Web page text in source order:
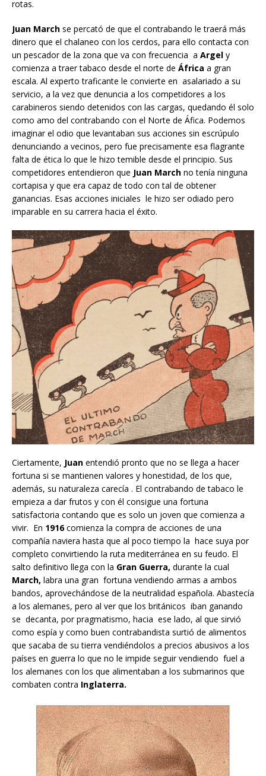
rotas.
Juan March se percató de que el contrabando le traerá más
dinero que el chalaneo con los cerdos, para ello contacta con
un pescador de la zona que va con frecuencia a Argel y
comienza a traer tabaco desde el norte de África a gran
escala. Al experto traficante le convierte en asalariado a su
servicio, a la vez que denuncia a los competidores a los
carabineros siendo detenidos con las cargas, quedando él solo
como amo del contrabando con el Norte de Áfica. Podemos
imaginar el odio que levantaban sus acciones sin escrúpulo
denunciando a vecinos, pero fue precisamente esa flagrante
falta de ética lo que le hizo temible desde el principio. Sus
competidores entendieron que Juan March no tenía ninguna
cortapisa y que era capaz de todo con tal de obtener
ganancias. Esas acciones iniciales le hizo ser odiado pero
imparable en su carrera hacia el éxito.
Ciertamente, Juan entendió pronto que no se llega a hacer
fortuna si se mantienen valores y honestidad, de los que,
además, su naturaleza carecía . El contrabando de tabaco le
empieza a dar frutos y con él consigue una fortuna
satisfactoria contando que es solo un joven que comienza a
vivir. En 1916comienza la compra de acciones de una
compañía naviera hasta que al poco tiempo la hace suya por
completo convirtiendo la ruta mediterránea en su feudo. El
salto definitivo llega con la Gran Guerra, durante la cual
March, labra una gran fortuna vendiendo armas a ambos
bandos, aprovechándose de la neutralidad española. Abastecía
a los alemanes, pero al ver que los británicos iban ganando
se decanta, por pragmatismo, hacia ese lado, al que sirvió
como espía y como buen contrabandista surtió de alimentos
que sacaba de su tierra vendiéndolos a precios abusivos a los
países en guerra lo que no le impide seguir vendiendo fuel a
los alemanes con los que alimentaban a los submarinos que
combaten contra Inglaterra.